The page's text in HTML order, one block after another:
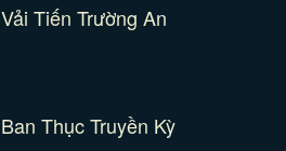
Vải Tiến Trường An
Ban Thục Truyền Kỳ